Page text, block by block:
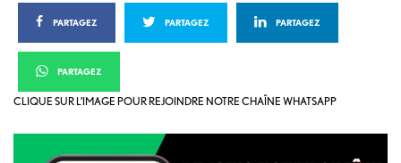
PARTAGEZ PARTAGEZ PARTAGEZ
PARTAGEZ
CLIQUE SUR L’IMAGE POUR REJOINDRE NOTRE CHAÎNE WHATSAPP